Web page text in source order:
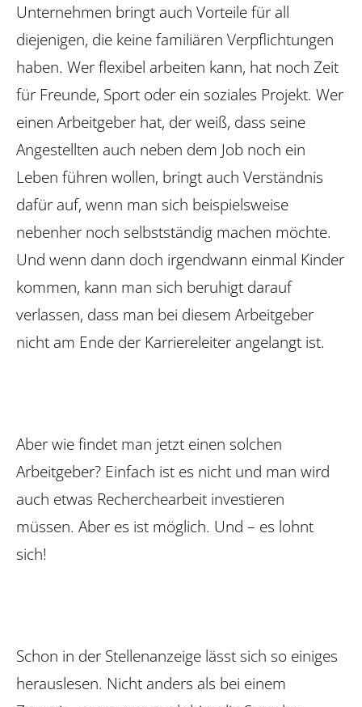
Unternehmen bringt auch Vorteile für all
diejenigen, die keine familiären Verpflichtungen
haben. Wer flexibel arbeiten kann, hat noch Zeit
für Freunde, Sport oder ein soziales Projekt. Wer
einen Arbeitgeber hat, der weiß, dass seine
Angestellten auch neben dem Job noch ein
Leben führen wollen, bringt auch Verständnis
dafür auf, wenn man sich beispielsweise
nebenher noch selbstständig machen möchte.
Und wenn dann doch irgendwann einmal Kinder
kommen, kann man sich beruhigt darauf
verlassen, dass man bei diesem Arbeitgeber
nicht am Ende der Karriereleiter angelangt ist.
Aber wie findet man jetzt einen solchen
Arbeitgeber? Einfach ist es nicht und man wird
auch etwas Recherche­arbeit investieren
müssen. Aber es ist möglich. Und – es lohnt
sich!
Schon in der Stellenanzeige lässt sich so einiges
herauslesen. Nicht anders als bei einem